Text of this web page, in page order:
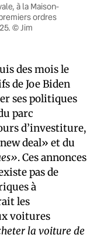
à la Maison-
ordres
© Jim
des mois le
de Joe Biden
ses politiques
parc
d’investiture,
deal» et du
. Ces annonces
pas de
à
les
voitures
la voiture de